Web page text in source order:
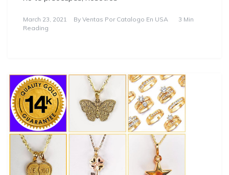
March 23, 2021 By Ventas Por Catalogo En USA
3 Min
Reading